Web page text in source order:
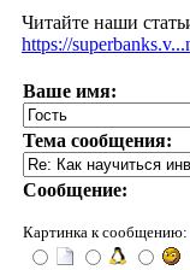
Читайте наши
https://
Ваше имя:
Тема сообщения:
Сообщение:
Картинка к сообщению: